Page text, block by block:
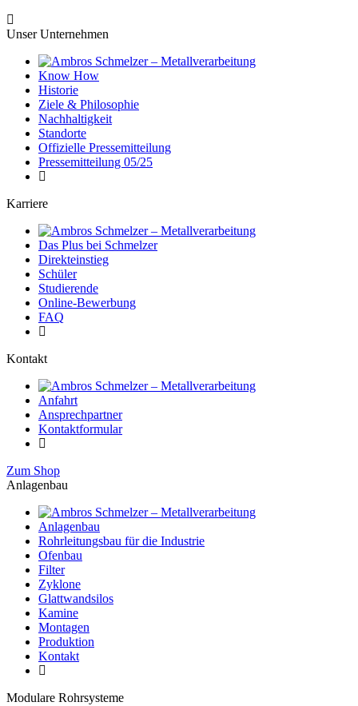
Unser Unternehmen
Know How
Historie
Ziele & Philosophie
Nachhaltigkeit
Standorte
Offizielle Pressemitteilung
Pressemitteilung 05/25
Karriere
Das Plus bei Schmelzer
Direkteinstieg
Schüler
Studierende
Online-Bewerbung
FAQ
Kontakt
Anfahrt
Ansprechpartner
Kontaktformular
Zum Shop
Anlagenbau
Anlagenbau
Rohrleitungsbau für die Industrie
Ofenbau
Filter
Zyklone
Glattwandsilos
Kamine
Montagen
Produktion
Kontakt
Modulare Rohrsysteme